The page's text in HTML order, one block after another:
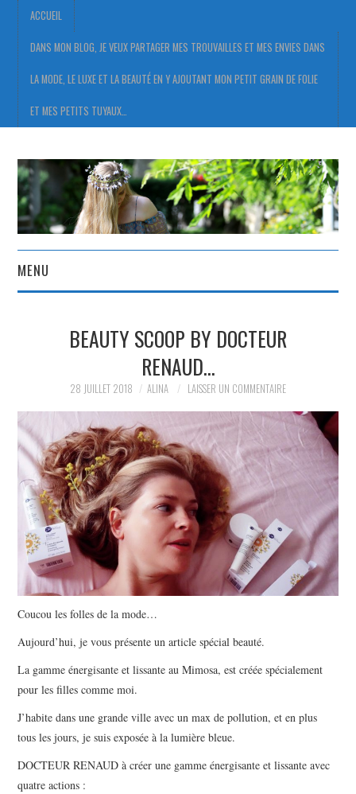
ACCUEIL
DANS MON BLOG, JE VEUX PARTAGER MES TROUVAILLES ET MES ENVIES DANS
LA MODE, LE LUXE ET LA BEAUTÉ EN Y AJOUTANT MON PETIT GRAIN DE FOLIE
ET MES PETITS TUYAUX…
MENU
DANS MON BLOG, JE VEUX
PARTAGER MES
TROUVAILLES ET MES
ENVIES DANS LA MODE, LE
LUXE ET LA BEAUTÉ EN Y
AJOUTANT MON PETIT
GRAIN DE FOLIE ET MES
BEAUTY SCOOP BY DOCTEUR
RENAUD…
28 JUILLET 2018 ALINA LAISSER UN COMMENTAIRE
Coucou les folles de la mode…
Aujourd’hui, je vous présente un article spécial beauté.
La gamme énergisante et lissante au Mimosa, est créée spécialement
pour les filles comme moi.
J’habite dans une grande ville avec un max de pollution, et en plus
tous les jours, je suis exposée à la lumière bleue.
DOCTEUR RENAUD à créer une gamme énergisante et lissante avec
quatre actions :